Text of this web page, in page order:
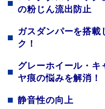
の粉じん流出防止
ガスダンパーを搭載
ク！
グレーホイール・キ
ヤ痕の悩みを解消！
静音性の向上